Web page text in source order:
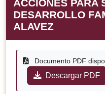
ACCIONES PARA
DESARROLLO
ALAVEZ
Documento PDF
Descargar PDF